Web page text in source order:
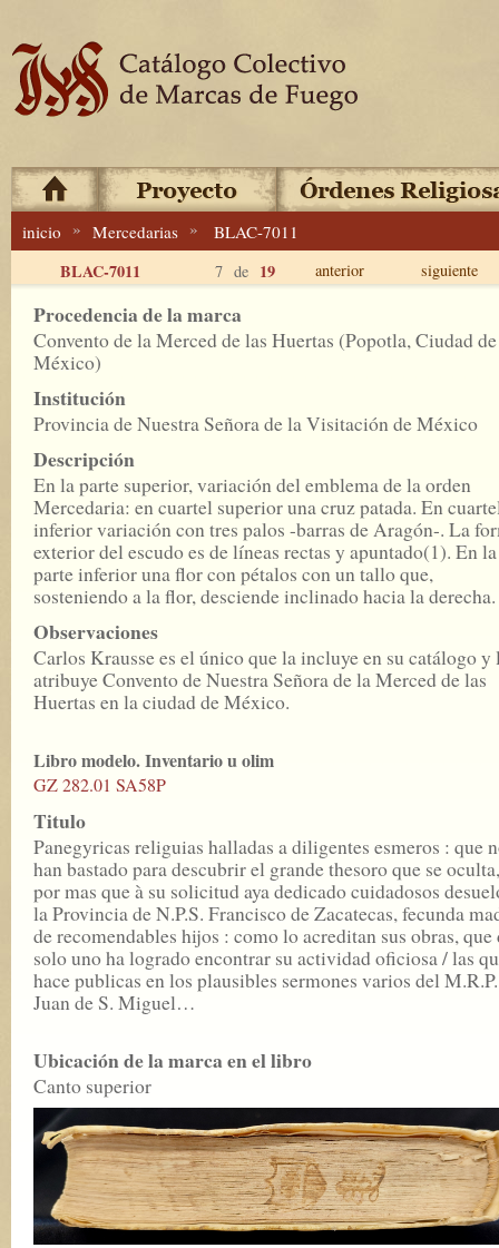
inicio » Mercedarias » BLAC-7011
BLAC-7011 7 de 19 anterior siguiente
Procedencia de la marca
Convento de la Merced de las Huertas (Popotla, Ciudad de
México)
Institución
Provincia de Nuestra Señora de la Visitación de México
Descripción
En la parte superior, variación del emblema de la orden
Mercedaria: en cuartel superior una cruz patada. En
inferior variación con tres palos -barras de Aragón-. La
exterior del escudo es de líneas rectas y apuntado(1). En la
parte inferior una flor con pétalos con un tallo que,
sosteniendo a la flor, desciende inclinado hacia la derecha.
Observaciones
Carlos Krausse es el único que la incluye en su catálogo y
atribuye Convento de Nuestra Señora de la Merced de las
Huertas en la ciudad de México.
Libro modelo. Inventario u olim
GZ 282.01 SA58P
Titulo
Panegyricas religuias halladas a diligentes esmeros : que
han bastado para descubrir el grande thesoro que se oculta,
por mas que à su solicitud aya dedicado cuidadosos
la Provincia de N.P.S. Francisco de Zacatecas, fecunda
de recomendables hijos : como lo acreditan sus obras, que
solo uno ha logrado encontrar su actividad oficiosa / las
hace publicas en los plausibles sermones varios del
Juan de S. Miguel…
Ubicación de la marca en el libro
Canto superior